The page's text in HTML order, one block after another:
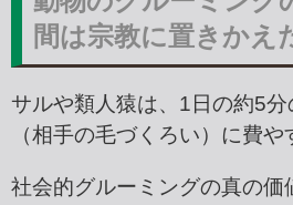
間は宗教に置きかえ
サルや類人猿は、1日の約5
（相手の毛づくろい）に費や
社会的グルーミングの真の価